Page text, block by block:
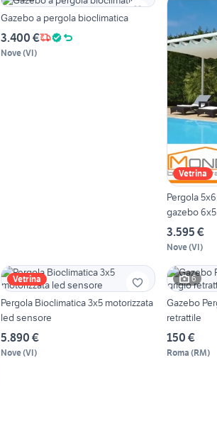
Gazebo a pergola bioclimatica
3.400 €
Nove(VI)
Vetrina
Pergola
gazebo
3.595 €
Nove(VI)
Vetrina
Pergola Bioclimatica 3x5 motorizzata
led sensore
5.890 €
Nove(VI)
6
Gazebo
retrattile
150 €
Roma (RM)